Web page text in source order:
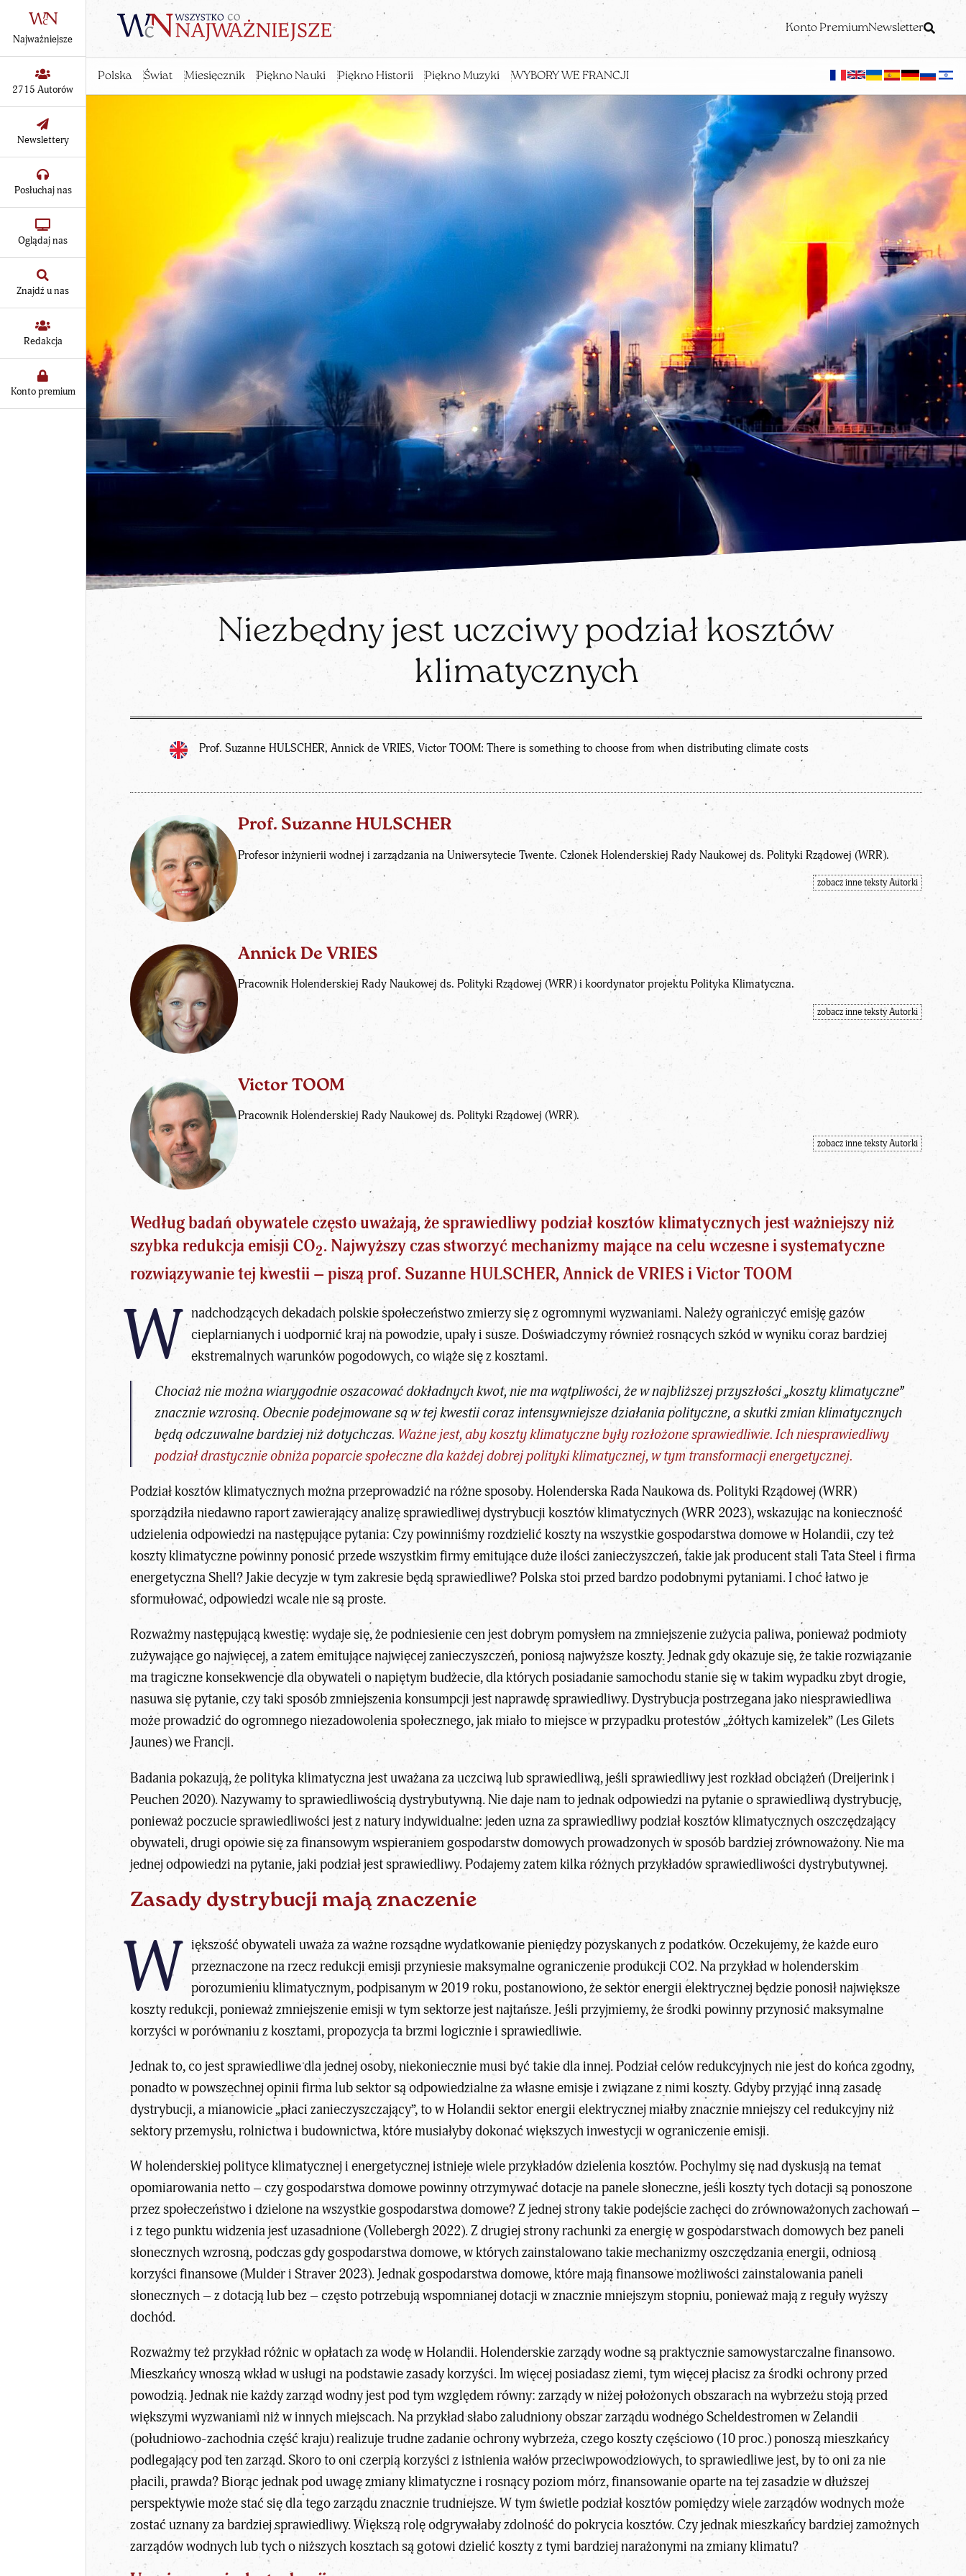
Konto PremiumNewsletter
Polska Świat Miesięcznik Piękno Nauki Piękno Historii Piękno Muzyki WYBORY WE FRANCJI
Najważniejsze
2715 Autorów
Newslettery
Posłuchaj nas
Oglądaj nas
Znajdź u nas
Redakcja
Konto premium
Niezbędny jest uczciwy podział kosztów
klimatycznych
Prof. Suzanne HULSCHER, Annick de VRIES, Victor TOOM: There is something to choose from when distributing climate costs
Prof. Suzanne HULSCHER
Profesor inżynierii wodnej i zarządzania na Uniwersytecie Twente. Członek Holenderskiej Rady Naukowej ds. Polityki Rządowej (WRR).
zobacz inne teksty Autorki
Annick De VRIES
Pracownik Holenderskiej Rady Naukowej ds. Polityki Rządowej (WRR) i koordynator projektu Polityka Klimatyczna.
zobacz inne teksty Autorki
Victor TOOM
Pracownik Holenderskiej Rady Naukowej ds. Polityki Rządowej (WRR).
zobacz inne teksty Autorki
Według badań obywatele często uważają, że sprawiedliwy podział kosztów klimatycznych jest ważniejszy niż
szybka redukcja emisji CO2. Najwyższy czas stworzyć mechanizmy mające na celu wczesne i systematyczne
rozwiązywanie tej kwestii – piszą prof. Suzanne HULSCHER, Annick de VRIES i Victor TOOM
W nadchodzących dekadach polskie społeczeństwo zmierzy się z ogromnymi wyzwaniami. Należy ograniczyć emisję gazów
cieplarnianych i uodpornić kraj na powodzie, upały i susze. Doświadczymy również rosnących szkód w wyniku coraz bardziej
ekstremalnych warunków pogodowych, co wiąże się z kosztami.
Chociaż nie można wiarygodnie oszacować dokładnych kwot, nie ma wątpliwości, że w najbliższej przyszłości „koszty klimatyczne”
znacznie wzrosną. Obecnie podejmowane są w tej kwestii coraz intensywniejsze działania polityczne, a skutki zmian klimatycznych
będą odczuwalne bardziej niż dotychczas. Ważne jest, aby koszty klimatyczne były rozłożone sprawiedliwie. Ich niesprawiedliwy
podział drastycznie obniża poparcie społeczne dla każdej dobrej polityki klimatycznej, w tym transformacji energetycznej.
Podział kosztów klimatycznych można przeprowadzić na różne sposoby. Holenderska Rada Naukowa ds. Polityki Rządowej (WRR)
sporządziła niedawno raport zawierający analizę sprawiedliwej dystrybucji kosztów klimatycznych (WRR 2023), wskazując na konieczność
udzielenia odpowiedzi na następujące pytania: Czy powinniśmy rozdzielić koszty na wszystkie gospodarstwa domowe w Holandii, czy też
koszty klimatyczne powinny ponosić przede wszystkim firmy emitujące duże ilości zanieczyszczeń, takie jak producent stali Tata Steel i firma
energetyczna Shell? Jakie decyzje w tym zakresie będą sprawiedliwe? Polska stoi przed bardzo podobnymi pytaniami. I choć łatwo je
sformułować, odpowiedzi wcale nie są proste.
Rozważmy następującą kwestię: wydaje się, że podniesienie cen jest dobrym pomysłem na zmniejszenie zużycia paliwa, ponieważ podmioty
zużywające go najwięcej, a zatem emitujące najwięcej zanieczyszczeń, poniosą najwyższe koszty. Jednak gdy okazuje się, że takie rozwiązanie
ma tragiczne konsekwencje dla obywateli o napiętym budżecie, dla których posiadanie samochodu stanie się w takim wypadku zbyt drogie,
nasuwa się pytanie, czy taki sposób zmniejszenia konsumpcji jest naprawdę sprawiedliwy. Dystrybucja postrzegana jako niesprawiedliwa
może prowadzić do ogromnego niezadowolenia społecznego, jak miało to miejsce w przypadku protestów „żółtych kamizelek” (Les Gilets
Jaunes) we Francji.
Badania pokazują, że polityka klimatyczna jest uważana za uczciwą lub sprawiedliwą, jeśli sprawiedliwy jest rozkład obciążeń (Dreijerink i
Peuchen 2020). Nazywamy to sprawiedliwością dystrybutywną. Nie daje nam to jednak odpowiedzi na pytanie o sprawiedliwą dystrybucję,
ponieważ poczucie sprawiedliwości jest z natury indywidualne: jeden uzna za sprawiedliwy podział kosztów klimatycznych oszczędzający
obywateli, drugi opowie się za finansowym wspieraniem gospodarstw domowych prowadzonych w sposób bardziej zrównoważony. Nie ma
jednej odpowiedzi na pytanie, jaki podział jest sprawiedliwy. Podajemy zatem kilka różnych przykładów sprawiedliwości dystrybutywnej.
Zasadydystrybucji mają znaczenie
W iększość obywateli uważa za ważne rozsądne wydatkowanie pieniędzy pozyskanych z podatków. Oczekujemy, że każde euro
przeznaczone na rzecz redukcji emisji przyniesie maksymalne ograniczenie produkcji CO2. Na przykład w holenderskim
porozumieniu klimatycznym, podpisanym w 2019 roku, postanowiono, że sektor energii elektrycznej będzie ponosił największe
koszty redukcji, ponieważ zmniejszenie emisji w tym sektorze jest najtańsze. Jeśli przyjmiemy, że środki powinny przynosić maksymalne
korzyści w porównaniu z kosztami, propozycja ta brzmi logicznie i sprawiedliwie.
Jednak to, co jest sprawiedliwe dla jednej osoby, niekoniecznie musi być takie dla innej. Podział celów redukcyjnych nie jest do końca zgodny,
ponadto w powszechnej opinii firma lub sektor są odpowiedzialne za własne emisje i związane z nimi koszty. Gdyby przyjąć inną zasadę
dystrybucji, a mianowicie „płaci zanieczyszczający”, to w Holandii sektor energii elektrycznej miałby znacznie mniejszy cel redukcyjny niż
sektory przemysłu, rolnictwa i budownictwa, które musiałyby dokonać większych inwestycji w ograniczenie emisji.
W holenderskiej polityce klimatycznej i energetycznej istnieje wiele przykładów dzielenia kosztów. Pochylmy się nad dyskusją na temat
opomiarowania netto – czy gospodarstwa domowe powinny otrzymywać dotacje na panele słoneczne, jeśli koszty tych dotacji są ponoszone
przez społeczeństwo i dzielone na wszystkie gospodarstwa domowe? Z jednej strony takie podejście zachęci do zrównoważonych zachowań –
i z tego punktu widzenia jest uzasadnione (Vollebergh 2022). Z drugiej strony rachunki za energię w gospodarstwach domowych bez paneli
słonecznych wzrosną, podczas gdy gospodarstwa domowe, w których zainstalowano takie mechanizmy oszczędzania energii, odniosą
korzyści finansowe (Mulder i Straver 2023). Jednak gospodarstwa domowe, które mają finansowe możliwości zainstalowania paneli
słonecznych – z dotacją lub bez – często potrzebują wspomnianej dotacji w znacznie mniejszym stopniu, ponieważ mają z reguły wyższy
dochód.
Rozważmy też przykład różnic w opłatach za wodę w Holandii. Holenderskie zarządy wodne są praktycznie samowystarczalne finansowo.
Mieszkańcy wnoszą wkład w usługi na podstawie zasady korzyści. Im więcej posiadasz ziemi, tym więcej płacisz za środki ochrony przed
powodzią. Jednak nie każdy zarząd wodny jest pod tym względem równy: zarządy w niżej położonych obszarach na wybrzeżu stoją przed
większymi wyzwaniami niż w innych miejscach. Na przykład słabo zaludniony obszar zarządu wodnego Scheldestromen w Zelandii
(południowo-zachodnia część kraju) realizuje trudne zadanie ochrony wybrzeża, czego koszty częściowo (10 proc.) ponoszą mieszkańcy
podlegający pod ten zarząd. Skoro to oni czerpią korzyści z istnienia wałów przeciwpowodziowych, to sprawiedliwe jest, by to oni za nie
płacili, prawda? Biorąc jednak pod uwagę zmiany klimatyczne i rosnący poziom mórz, finansowanie oparte na tej zasadzie w dłuższej
perspektywie może stać się dla tego zarządu znacznie trudniejsze. W tym świetle podział kosztów pomiędzy wiele zarządów wodnych może
zostać uznany za bardziej sprawiedliwy. Większą rolę odgrywałaby zdolność do pokrycia kosztów. Czy jednak mieszkańcy bardziej zamożnych
zarządów wodnych lub tych o niższych kosztach są gotowi dzielić koszty z tymi bardziej narażonymi na zmiany klimatu?